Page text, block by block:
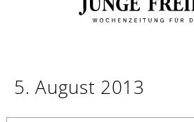
5. August 2013